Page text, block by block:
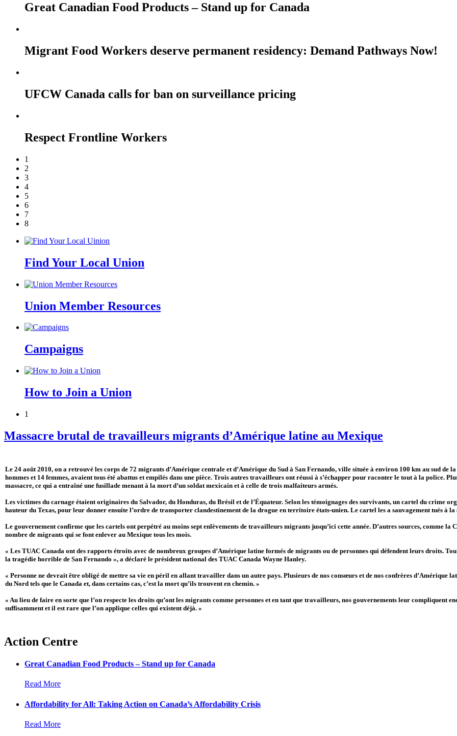
Great Canadian Food Products – Stand up for Canada
Migrant Food Workers deserve permanent residency: Demand Pathways Now!
UFCW Canada calls for ban on surveillance pricing
Respect Frontline Workers
1
2
3
4
5
6
7
8
Find Your Local Union
Union Member Resources
Campaigns
How to Join a Union
1
Massacre brutal de travailleurs migrants d’Amérique latine au Mexique
Le 24 août 2010, on a retrouvé les corps de 72 migrants d’Amérique centrale et d’Amérique du Sud à San Fernando, ville située à environ 100 km au sud
hommes et 14 femmes, avaient tous été abattus et empilés dans une pièce. Trois autres travailleurs ont réussi à s’échapper pour raconter le tout à la police.
massacre, ce qui a entraîné une fusillade menant à la mort d’un soldat mexicain et à celle de trois malfaiteurs armés.
Les victimes du carnage étaient originaires du Salvador, du Honduras, du Brésil et de l’Équateur. Selon les témoignages des survivants, un cartel du crime
hauteur du Texas, pour leur donner ensuite l’ordre de transporter clandestinement de la drogue en territoire états-unien. Le cartel les a sauvagement tués à la
Le gouvernement confirme que les cartels ont perpétré au moins sept enlèvements de travailleurs migrants jusqu’ici cette année. D’autres sources, comme
nombre de migrants qui se font enlever au Mexique tous les mois.
« Les TUAC Canada ont des rapports étroits avec de nombreux groupes d’Amérique latine formés de migrants ou de personnes qui défendent leurs droits.
la tragédie horrible de San Fernando », a déclaré le président national des TUAC Canada Wayne Hanley.
« Personne ne devrait être obligé de mettre sa vie en péril en allant travailler dans un autre pays. Plusieurs de nos consœurs et de nos confrères d’Amérique
du Nord tels que le Canada et, dans certains cas, c’est la mort qu’ils trouvent en chemin. »
« Au lieu de faire en sorte que l’on respecte les droits qu’ont les migrants comme personnes et en tant que travailleurs, nos gouvernements leur compliquent
suffisamment et il est rare que l’on applique celles qui existent déjà. »
Action Centre
Great Canadian Food Products – Stand up for Canada
Read More
Affordability for All: Taking Action on Canada’s Affordability Crisis
Read More